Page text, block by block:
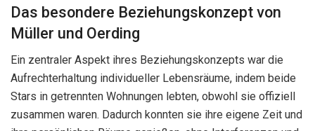
Das besondere Beziehungskonzept von
Müller und Oerding
Ein zentraler Aspekt ihres Beziehungskonzepts war die
Aufrechterhaltung individueller Lebensräume, indem beide
Stars in getrennten Wohnungen lebten, obwohl sie offiziell
zusammen waren. Dadurch konnten sie ihre eigene Zeit und